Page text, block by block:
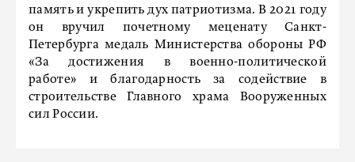
память и укрепить дух патриотизма. В 2021 году
он вручил почетному меценату Санкт-
Петербурга медаль Министерства обороны РФ
«За достижения в военно-политической
работе» и благодарность за содействие в
строительстве Главного храма Вооруженных
сил России.